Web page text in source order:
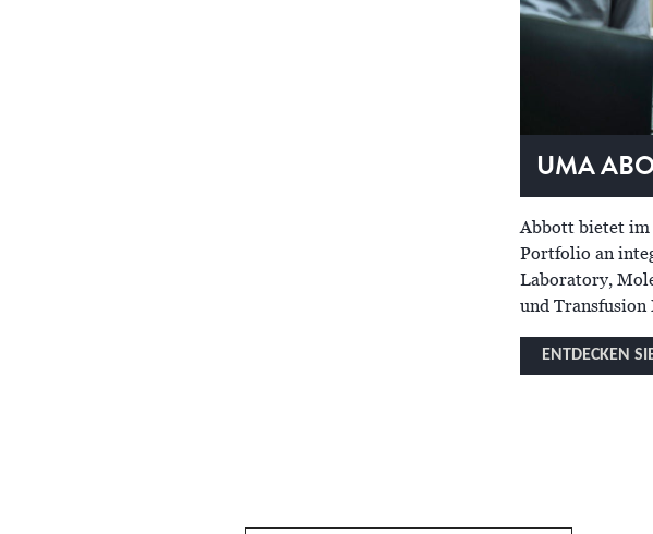
UMA
Abbott bietet im
Portfolio an
Laboratory,
und Transfusion
ENTDECKEN